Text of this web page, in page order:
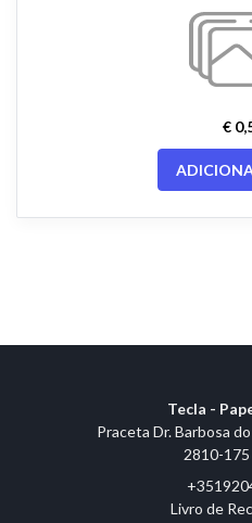
€
Tecla -
Praceta Dr. Barbosa
2810-175
Livro de